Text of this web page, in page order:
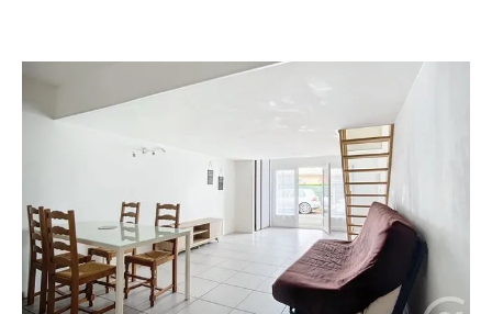
AUDENGE 33
45,76 m2, 2 pièces
Appartement T2 à vendre
162 000 €
[EXCLUSIVITE APPARTEMENT T2- 45m², AUDENGE
CENTRE-VILLE, REFAIT A NEUF] CENTURY 21 Duprat